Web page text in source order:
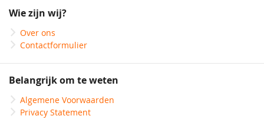
nieuwsbrief
Wie zijn wij?
Over ons
Contactformulier
Belangrijk om te weten
Algemene Voorwaarden
Privacy Statement